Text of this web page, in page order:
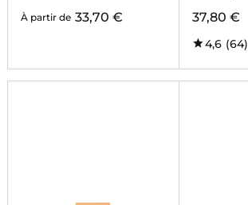
À partir de 33,70 € 37,80 €
4,6 (64)